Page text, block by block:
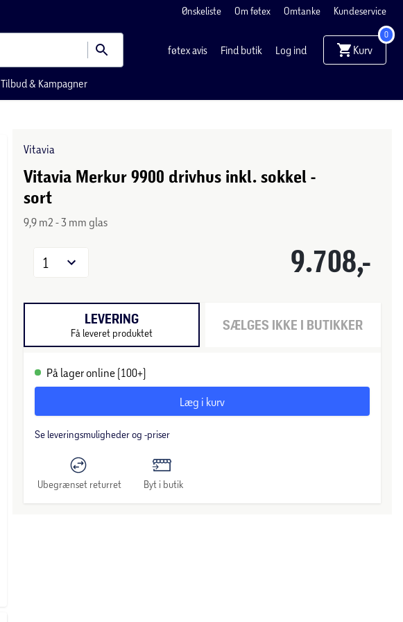
Ønskeliste Om føtex Omtanke Kundeservice
føtex avis Find butik Log ind Kurv
0
Tilbud & Kampagner
Vitavia
Vitavia Merkur 9900 drivhus inkl. sokkel -
sort
9,9 m2 - 3 mm glas
9.708,-
1
LEVERING
Få leveret produktet SÆLGES IKKE I BUTIKKER
På lager online (100+)
Læg i kurv
Se leveringsmuligheder og -priser
Ubegrænset returret Byt i butik